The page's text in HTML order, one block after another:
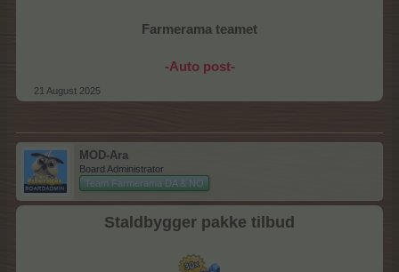
Farmerama teamet
-Auto post-
21 August 2025
MOD-Ara
Board Administrator
Team Farmerama DA & NO
Staldbygger pakke tilbud